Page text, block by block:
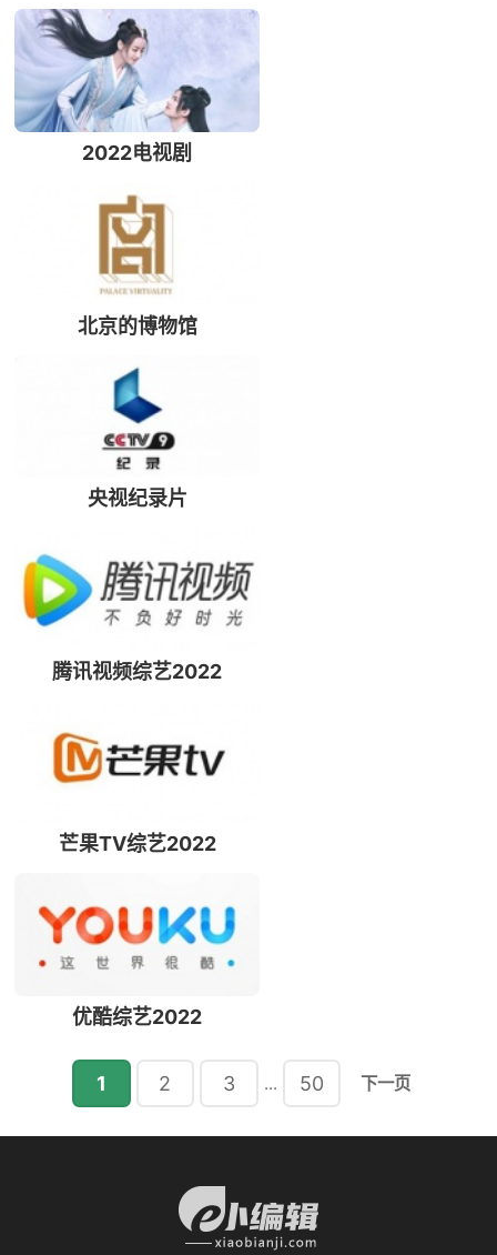
2022电视剧
北京的博物馆
央视纪录片
腾讯视频综艺2022
芒果TV综艺2022
优酷综艺2022
1 2 3 ... 50 下一页